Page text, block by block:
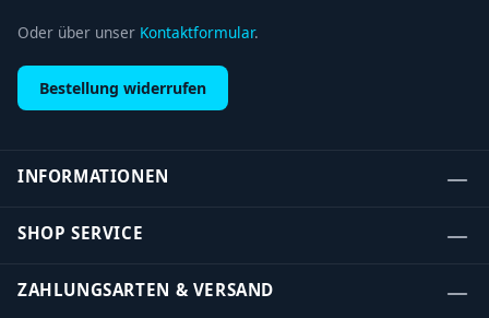
Oder über unser Kontaktformular.
Bestellung widerrufen
INFORMATIONEN
SHOP SERVICE
ZAHLUNGSARTEN & VERSAND